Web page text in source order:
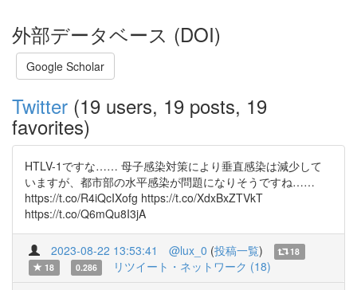
外部データベース (DOI)
Google Scholar
Twitter (19 users, 19 posts, 19
favorites)
HTLV-1ですな…… 母子感染対策により垂直感染は減少して
いますが、都市部の水平感染が問題になりそうですね……
https://t.co/R4iQcIXofg https://t.co/XdxBxZTVkT
https://t.co/Q6mQu8I3jA
2023-08-22 13:53:41 @lux_0 (投稿一覧)
18
18
0.286 リツイート・ネットワーク (18)